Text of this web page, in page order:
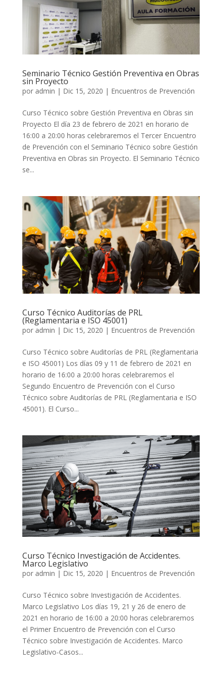
Seminario Técnico Gestión Preventiva en Obras
sin Proyecto
por admin | Dic 15, 2020 | Encuentros de Prevención
Curso Técnico sobre Gestión Preventiva en Obras sin
Proyecto El día 23 de febrero de 2021 en horario de
16:00 a 20:00 horas celebraremos el Tercer Encuentro
de Prevención con el Seminario Técnico sobre Gestión
Preventiva en Obras sin Proyecto. El Seminario Técnico
se...
Curso Técnico Auditorías de PRL
(Reglamentaria e ISO 45001)
por admin | Dic 15, 2020 | Encuentros de Prevención
Curso Técnico sobre Auditorías de PRL (Reglamentaria
e ISO 45001) Los días 09 y 11 de febrero de 2021 en
horario de 16:00 a 20:00 horas celebraremos el
Segundo Encuentro de Prevención con el Curso
Técnico sobre Auditorías de PRL (Reglamentaria e ISO
45001). El Curso...
Curso Técnico Investigación de Accidentes.
Marco Legislativo
por admin | Dic 15, 2020 | Encuentros de Prevención
Curso Técnico sobre Investigación de Accidentes.
Marco Legislativo Los días 19, 21 y 26 de enero de
2021 en horario de 16:00 a 20:00 horas celebraremos
el Primer Encuentro de Prevención con el Curso
Técnico sobre Investigación de Accidentes. Marco
Legislativo-Casos...